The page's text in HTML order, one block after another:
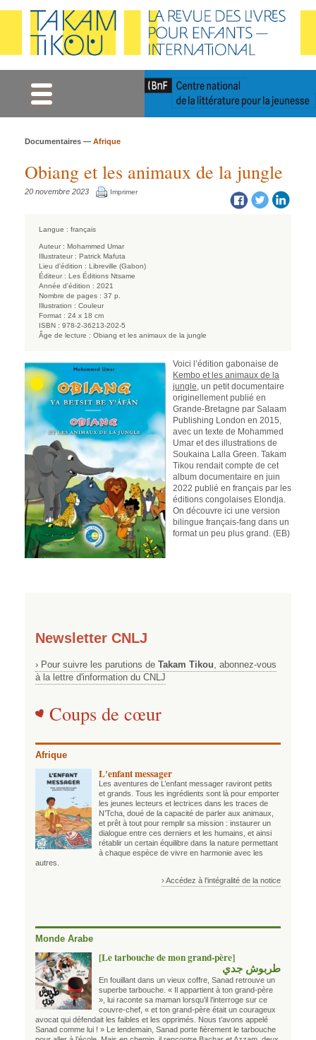
Documentaires — Afrique
Obiang et les animaux de la jungle
20 novembre 2023 Imprimer
Langue : français
Auteur : Mohammed Umar
Illustrateur : Patrick Mafuta
Lieu d'édition : Libreville (Gabon)
Éditeur : Les Éditions Ntsame
Année d'édition : 2021
Nombre de pages : 37 p.
Illustration : Couleur
Format : 24 x 18 cm
ISBN : 978-2-36213-202-5
Âge de lecture : Obiang et les animaux de la jungle
Voici l’édition gabonaise de
Kembo et les animaux de la
jungle , un petit documentaire
originellement publié en
Grande-Bretagne par Salaam
Publishing London en 2015,
avec un texte de Mohammed
Umar et des illustrations de
Soukaina Lalla Green. Takam
Tikou rendait compte de cet
album documentaire en juin
2022 publié en français par les
éditions congolaises Elondja.
On découvre ici une version
bilingue français-fang dans un
format un peu plus grand. (EB)
Newsletter CNLJ
› Pour suivre les parutions de Takam Tikou , abonnez-vous
à la lettre d'information du CNLJ
Coups de cœur
Afrique
L'enfant messager
Les aventures de L’enfant messager raviront petits
et grands. Tous les ingrédients sont là pour emporter
les jeunes lecteurs et lectrices dans les traces de
N’Tcha, doué de la capacité de parler aux animaux,
et prêt à tout pour remplir sa mission : instaurer un
dialogue entre ces derniers et les humains, et ainsi
rétablir un certain équilibre dans la nature permettant
à chaque espèce de vivre en harmonie avec les
autres.
› Accédez à l'intégralité de la notice
Monde Arabe
[Le tarbouche de mon grand-père]
طربوش جدي
En fouillant dans un vieux coffre, Sanad retrouve un
superbe tarbouche. « Il appartient à ton grand-père
», lui raconte sa maman lorsqu’il l’interroge sur ce
couvre-chef, « et ton grand-père était un courageux
avocat qui défendait les faibles et les opprimés. Nous t’avons appelé
Sanad comme lui ! » Le lendemain, Sanad porte fièrement le tarbouche